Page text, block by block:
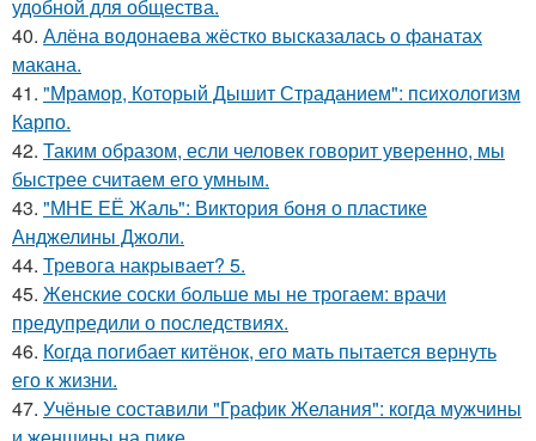
удобной для общества.
40. Алёна водонаева жёстко высказалась о фанатах
макана.
41. "Мрамор, Который Дышит Страданием": психологизм
Карпо.
42. Таким образом, если человек говорит уверенно, мы
быстрее считаем его умным.
43. "МНЕ ЕЁ Жаль": Виктория боня о пластике
Анджелины Джоли.
44. Тревога накрывает? 5.
45. Женские соски больше мы не трогаем: врачи
предупредили о последствиях.
46. Когда погибает китёнок, его мать пытается вернуть
его к жизни.
47. Учёные составили "График Желания": когда мужчины